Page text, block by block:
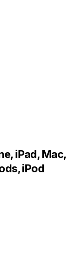
iPad, Mac,
iPod